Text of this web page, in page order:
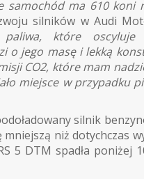
samochód ma 610 koni
silników w Audi
paliwa, które
o jego masę i lekką
CO2, które mam
miejsce w przypadku
silnik
mniejszą niż dotychczas
5 DTM spadła poniżej